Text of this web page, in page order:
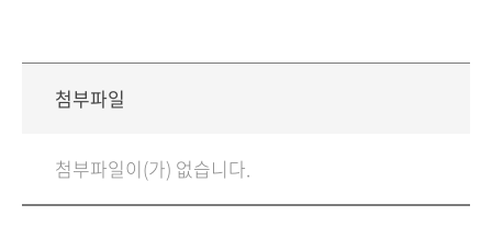
첨부파일
첨부파일이(가) 없습니다.